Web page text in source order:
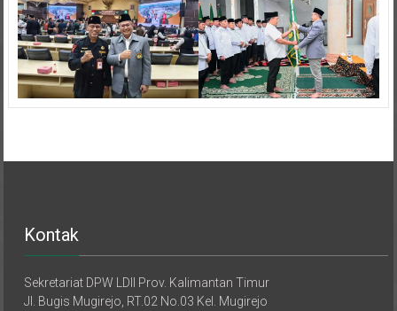
Jl. Bugis Mugirejo, RT.02 No.03 Kel. Mugirejo
Kec. Sei. Pinang, Kota Samarinda